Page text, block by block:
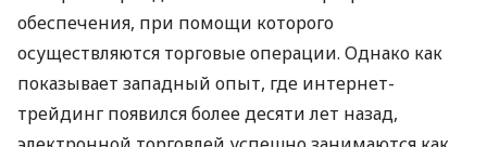
обеспечения, при помощи которого
осуществляются торговые операции. Однако как
показывает западный опыт, где интернет-
трейдинг появился более десяти лет назад,